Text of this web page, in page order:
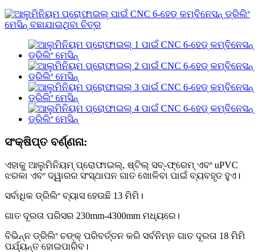
ସଂକ୍ଷିପ୍ତ ବର୍ଣ୍ଣନା:
ଏହାକୁ ଆଲୁମିନିୟମ୍ ପ୍ରୋଫାଇଲ୍, ଷ୍ଟିଲ୍ ସବ୍-ଫ୍ରେମ୍ ଏବଂ uPVC
ଝରକା ଏବଂ ଦ୍ୱାରର ସଂସ୍ଥାପନ ଗାତ ଖୋଳିବା ପାଇଁ ବ୍ୟବହୃତ ହୁଏ।
ସର୍ବାଧିକ ଡ୍ରିଲିଂ ବ୍ୟାସ ହେଉଛି 13 ମିମି।
ଗାତ ଦୂରତା ପରିସର 230mm-4300mm ମଧ୍ୟରେ।
ବିଭିନ୍ନ ଡ୍ରିଲିଂ ଚଙ୍କ୍ ପରିବର୍ତ୍ତନ କରି ସର୍ବନିମ୍ନ ଗାତ ଦୂରତା 18 ମିମି
ପର୍ଯ୍ୟନ୍ତ ହୋଇପାରିବ।